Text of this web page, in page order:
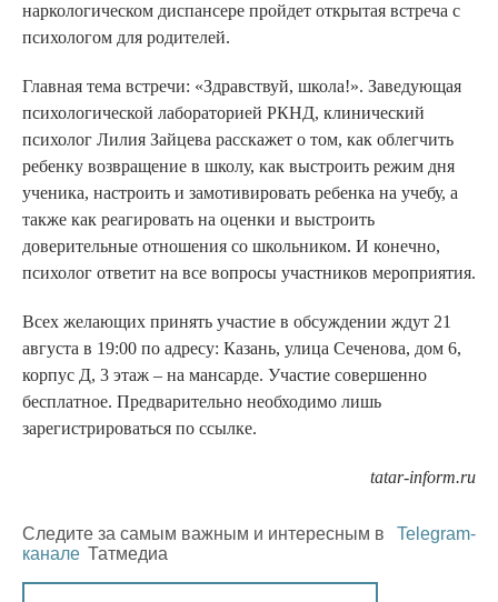
наркологическом диспансере пройдет открытая встреча с
психологом для родителей.
Главная тема встречи: «Здравствуй, школа!». Заведующая
психологической лабораторией РКНД, клинический
психолог Лилия Зайцева расскажет о том, как облегчить
ребенку возвращение в школу, как выстроить режим дня
ученика, настроить и замотивировать ребенка на учебу, а
также как реагировать на оценки и выстроить
доверительные отношения со школьником. И конечно,
психолог ответит на все вопросы участников мероприятия.
Всех желающих принять участие в обсуждении ждут 21
августа в 19:00 по адресу: Казань, улица Сеченова, дом 6,
корпус Д, 3 этаж – на мансарде. Участие совершенно
бесплатное. Предварительно необходимо лишь
зарегистрироваться по ссылке.
tatar-inform.ru
Следите за самым важным и интересным в
Telegram-
канале Татмедиа